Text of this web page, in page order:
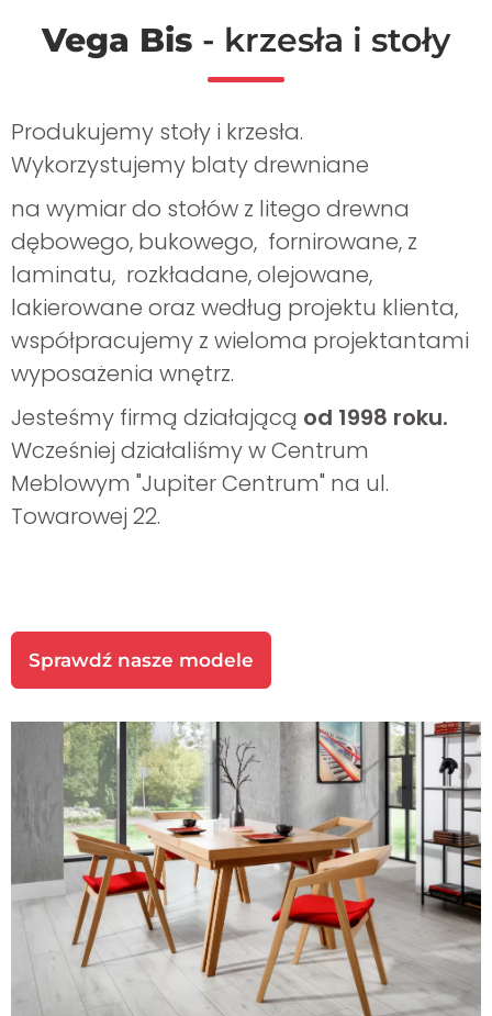
Hokery barowe
Stoły
Stoły drewniane klasyczne
Stoły kwadratowe
Stoły okrągłe
Stoły Loft
Galeria
Vega Bis - krzesła i stoły
Produkujemy stoły i krzesła.
Wykorzystujemy blaty drewniane
na wymiar do stołów z litego drewna
dębowego, bukowego, fornirowane, z
laminatu, rozkładane, olejowane,
lakierowane oraz według projektu klienta,
współpracujemy z wieloma projektantami
wyposażenia wnętrz.
Jesteśmy firmą działającą od 1998 roku.
Wcześniej działaliśmy w Centrum
Meblowym "Jupiter Centrum" na ul.
Towarowej 22.
Sprawdź nasze modele